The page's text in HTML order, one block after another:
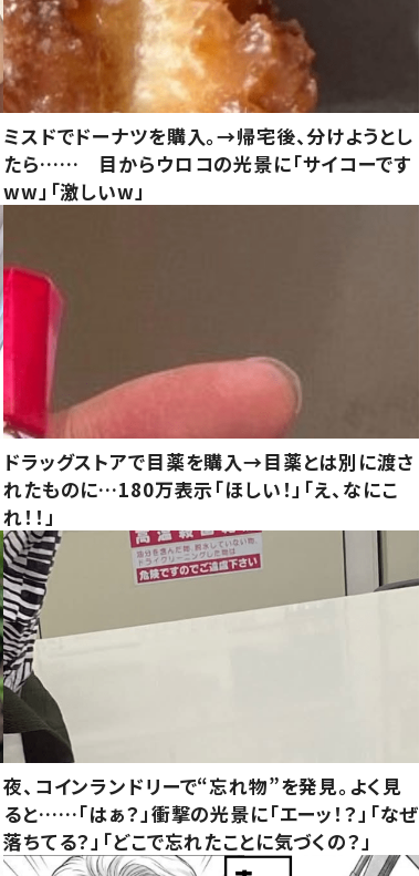
ミスドでドーナツを購入。→帰宅後、分けようとし
たら…… 目からウロコの光景に「サイコーです
ww」「激しいw」
ドラッグストアで目薬を購入→目薬とは別に渡さ
れたものに…180万表示「ほしい！」「え、なにこ
れ！！」
夜、コインランドリーで“忘れ物”を発見。よく見
ると……「はぁ？」衝撃の光景に「エーッ！？」「なぜ
落ちてる？」「どこで忘れたことに気づくの？」